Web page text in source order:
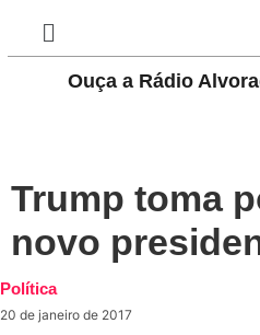
Ouça a Rádio
Trump toma
novo
Política
20 de janeiro de 2017